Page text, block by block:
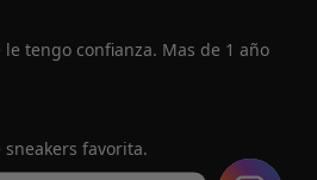
tengo confianza. Mas de 1 año
favorita.